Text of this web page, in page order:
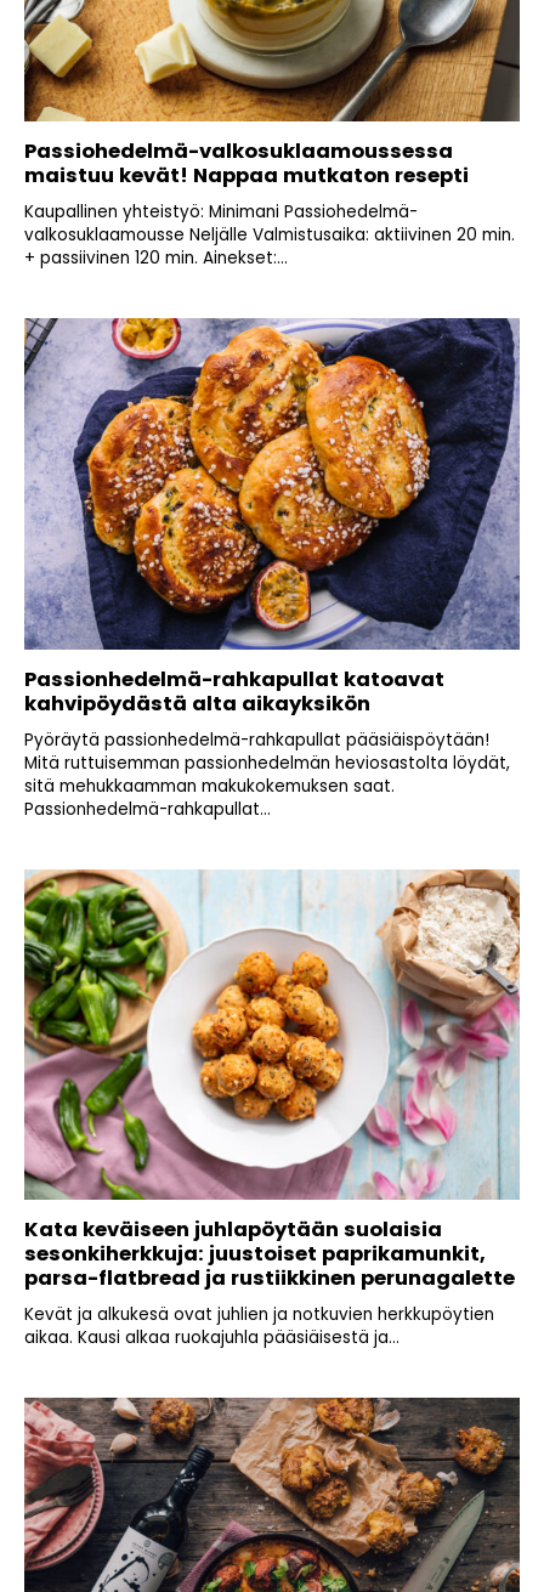
Passiohedelmä-valkosuklaamoussessa
maistuu kevät! Nappaa mutkaton resepti
Kaupallinen yhteistyö: Minimani Passiohedelmä-
valkosuklaamousse Neljälle Valmistusaika: aktiivinen 20 min.
+ passiivinen 120 min. Ainekset:...
Passionhedelmä-rahkapullat katoavat
kahvipöydästä alta aikayksikön
Pyöräytä passionhedelmä-rahkapullat pääsiäispöytään!
Mitä ruttuisemman passionhedelmän heviosastolta löydät,
sitä mehukkaamman makukokemuksen saat.
Passionhedelmä-rahkapullat...
Kata keväiseen juhlapöytään suolaisia
sesonkiherkkuja: juustoiset paprikamunkit,
parsa-flatbread ja rustiikkinen perunagalette
Kevät ja alkukesä ovat juhlien ja notkuvien herkkupöytien
aikaa. Kausi alkaa ruokajuhla pääsiäisestä ja...